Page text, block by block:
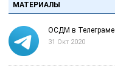
МАТЕРИАЛЫ
ОСДМ в Телеграме
31 Окт 2020